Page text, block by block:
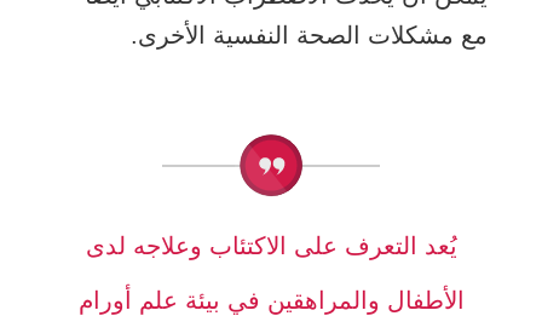
مع مشكلات الصحة النفسية الأخرى.
يُعد التعرف على الاكتئاب وعلاجه لدى
الأطفال والمراهقين في بيئة علم أورام